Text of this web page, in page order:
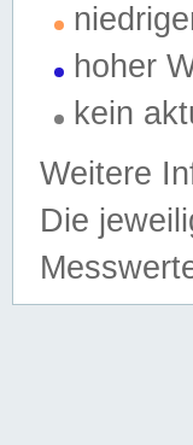
hoher
kein
Weitere
Die